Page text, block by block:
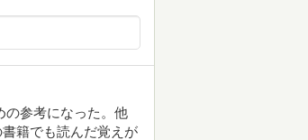
の参考になった。他
籍でも読んだ覚えが